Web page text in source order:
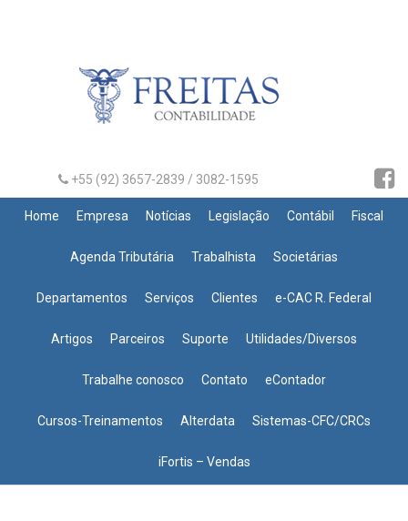
+55 (92) 3657-2839 / 3082-1595
Home Empresa Notícias Legislação Contábil Fiscal
Agenda Tributária Trabalhista Societárias
Departamentos Serviços Clientes e-CAC R. Federal
Artigos Parceiros Suporte Utilidades/Diversos
Trabalhe conosco Contato eContador
Cursos-Treinamentos Alterdata Sistemas-CFC/CRCs
iFortis – Vendas